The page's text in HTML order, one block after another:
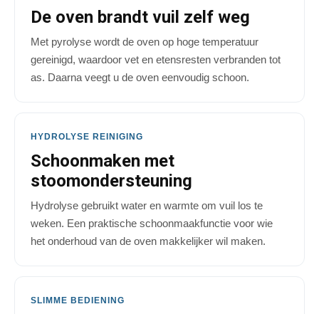
De oven brandt vuil zelf weg
Met pyrolyse wordt de oven op hoge temperatuur
gereinigd, waardoor vet en etensresten verbranden tot
as. Daarna veegt u de oven eenvoudig schoon.
HYDROLYSE REINIGING
Schoonmaken met
stoomondersteuning
Hydrolyse gebruikt water en warmte om vuil los te
weken. Een praktische schoonmaakfunctie voor wie
het onderhoud van de oven makkelijker wil maken.
SLIMME BEDIENING